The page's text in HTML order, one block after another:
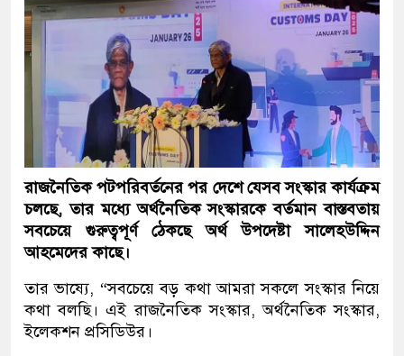
রাজনৈতিক পটপরিবর্তনের পর দেশে যেসব সংস্কার কার্যক্রম
চলছে, তার মধ্যে অর্থনৈতিক সংস্কারকে বর্তমান বাস্তবতায়
সবচেয়ে গুরুত্বপূর্ণ ঠেকছে অর্থ উপদেষ্টা সালেহউদ্দিন
আহমেদের কাছে।
তার ভাষ্যে, “সবচেয়ে বড় কথা আমরা সকলে সংস্কার নিয়ে
কথা বলছি। এই রাজনৈতিক সংস্কার, অর্থনৈতিক সংস্কার,
ইলেকশন প্রসিডিউর।